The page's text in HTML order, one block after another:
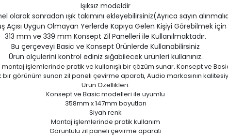
Işıksız modeldir
olarak sonradan ışık takımını ekleyebilirsiniz(Ayrıca sayın
Açısı Uygun Olmayan Yerlerde Kapıya Gelen Kişiyi Görebilmek için
313 mm ve 339 mm Konsept Zil Panelleri ile Kullanılmaktadır.
Bu çerçeveyi Basic ve Konsept Ürünlerde Kullanabilirsiniz
Ürün ölçülerini kontrol ediniz sığabilecek ürünleri kullanınız.
işlemlerinde pratik ve kullanışlı bir çözüm sunar. Konsept ve
bir görünüm sunan zil paneli çevirme aparatı, Audio markasının
Ürün Özellikleri:
Konsept ve Basic modelleri ile uyumlu
358mm x 147mm boyutları
Siyah renk
Montaj işlemlerinde pratik kullanım
Görüntülü zil paneli çevirme aparatı